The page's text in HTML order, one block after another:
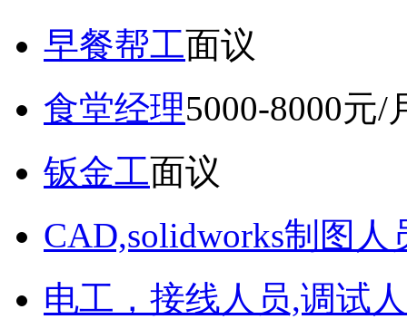
早餐帮工面议
食堂经理5000-8000元/
钣金工面议
CAD,solidworks制图人
电工，接线人员,调试